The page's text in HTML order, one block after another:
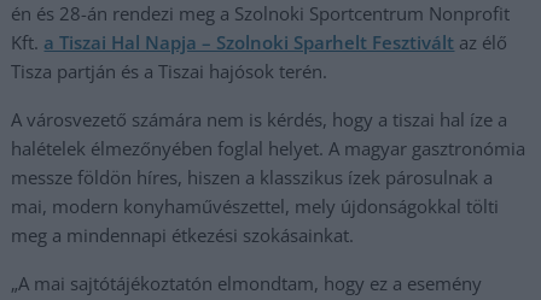
én és 28-án rendezi meg a Szolnoki Sportcentrum Nonprofit
Kft. a Tiszai Hal Napja – Szolnoki Sparhelt Fesztivált az élő
Tisza partján és a Tiszai hajósok terén.
A városvezető számára nem is kérdés, hogy a tiszai hal íze a
halételek élmezőnyében foglal helyet. A magyar gasztronómia
messze földön híres, hiszen a klasszikus ízek párosulnak a
mai, modern konyhaművészettel, mely újdonságokkal tölti
meg a mindennapi étkezési szokásainkat.
„A mai sajtótájékoztatón elmondtam, hogy ez a esemény